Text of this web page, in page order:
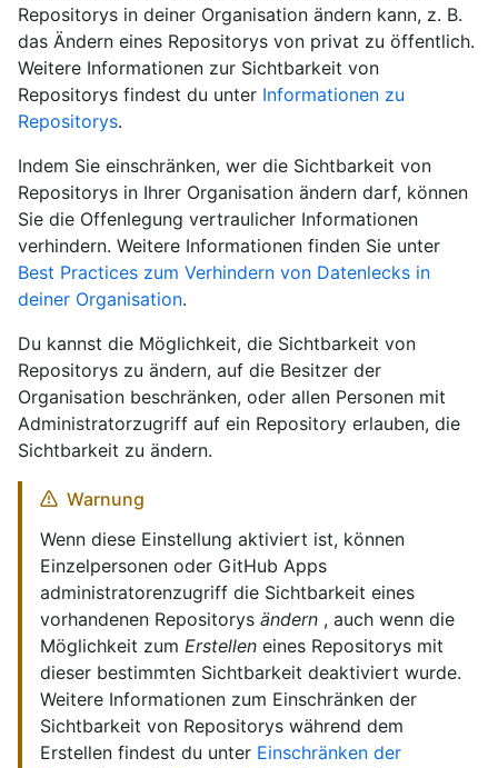
Repositorys in deiner Organisation ändern kann, z. B.
das Ändern eines Repositorys von privat zu öffentlich.
Weitere Informationen zur Sichtbarkeit von
Repositorys findest du unter Informationen zu
Repositorys.
Indem Sie einschränken, wer die Sichtbarkeit von
Repositorys in Ihrer Organisation ändern darf, können
Sie die Offenlegung vertraulicher Informationen
verhindern. Weitere Informationen finden Sie unter
Best Practices zum Verhindern von Datenlecks in
deiner Organisation.
Du kannst die Möglichkeit, die Sichtbarkeit von
Repositorys zu ändern, auf die Besitzer der
Organisation beschränken, oder allen Personen mit
Administratorzugriff auf ein Repository erlauben, die
Sichtbarkeit zu ändern.
Warnung
Wenn diese Einstellung aktiviert ist, können
Einzelpersonen oder GitHub Apps
administratorenzugriff die Sichtbarkeit eines
vorhandenen Repositorys ändern , auch wenn die
Möglichkeit zum Erstellen eines Repositorys mit
dieser bestimmten Sichtbarkeit deaktiviert wurde.
Weitere Informationen zum Einschränken der
Sichtbarkeit von Repositorys während dem
Erstellen findest du unter Einschränken der